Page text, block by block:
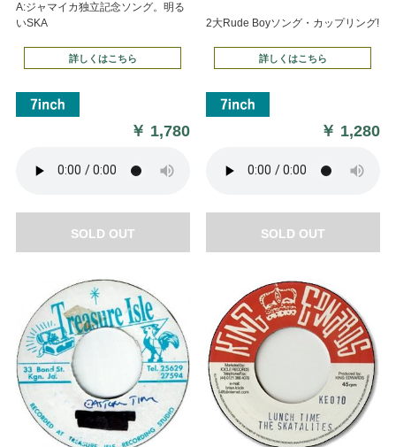
A:ジャマイカ独立記念ソング。明る
いSKA
詳しくはこちら
￥ 1,780
SOLD OUT
2大Rude Boyソング・カップリング!
詳しくはこちら
￥ 1,280
SOLD OUT